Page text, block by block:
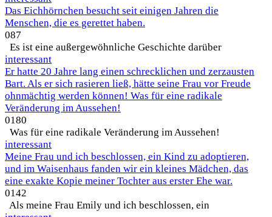
Das Eichhörnchen besucht seit einigen Jahren die
Menschen, die es gerettet haben.
087
Es ist eine außergewöhnliche Geschichte darüber
interessant
Er hatte 20 Jahre lang einen schrecklichen und zerzausten
Bart. Als er sich rasieren ließ, hätte seine Frau vor Freude
ohnmächtig werden können! Was für eine radikale
Veränderung im Aussehen!
0180
Was für eine radikale Veränderung im Aussehen!
interessant
Meine Frau und ich beschlossen, ein Kind zu adoptieren,
und im Waisenhaus fanden wir ein kleines Mädchen, das
eine exakte Kopie meiner Tochter aus erster Ehe war.
0142
Als meine Frau Emily und ich beschlossen, ein